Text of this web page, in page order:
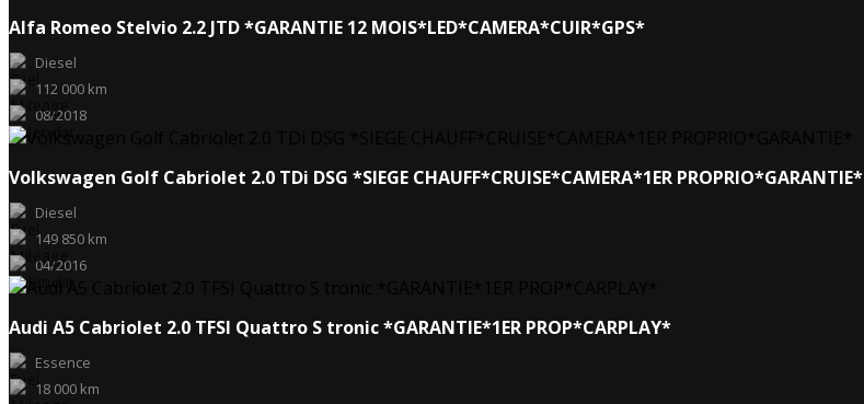
Alfa Romeo Stelvio 2.2 JTD *GARANTIE 12 MOIS*LED*CAMERA*CUIR*GPS*
Diesel
112 000 km
08/2018
Volkswagen Golf Cabriolet 2.0 TDi DSG *SIEGE CHAUFF*CRUISE*CAMERA*1ER PROPRIO*GARANTIE*
Diesel
149 850 km
04/2016
Audi A5 Cabriolet 2.0 TFSI Quattro S tronic *GARANTIE*1ER PROP*CARPLAY*
Essence
18 000 km